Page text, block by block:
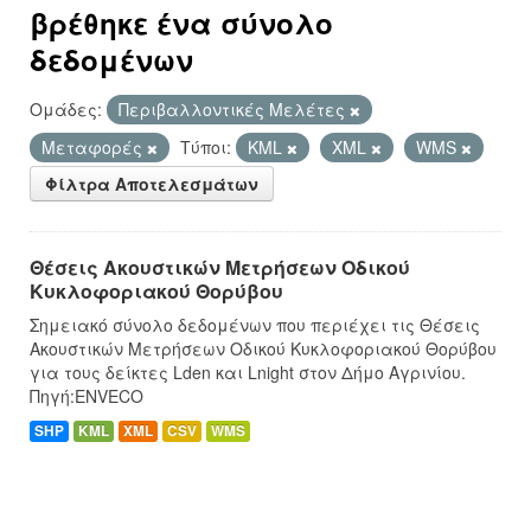
βρέθηκε ένα σύνολο
δεδομένων
Ομάδες:
Περιβαλλοντικές Μελέτες
Μεταφορές
Τύποι: KML XML
WMS
Φίλτρα Αποτελεσμάτων
Θέσεις Ακουστικών Μετρήσεων Οδικού
Κυκλοφοριακού Θορύβου
Σημειακό σύνολο δεδομένων που περιέχει τις Θέσεις
Ακουστικών Μετρήσεων Οδικού Κυκλοφοριακού Θορύβου
για τους δείκτες Lden και Lnight στον Δήμο Αγρινίου.
Πηγή:ENVECO
SHP KML XML CSV WMS